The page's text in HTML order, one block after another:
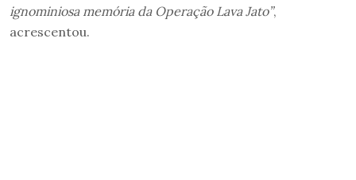
ignominiosa memória da Operação Lava Jato”,
acrescentou.